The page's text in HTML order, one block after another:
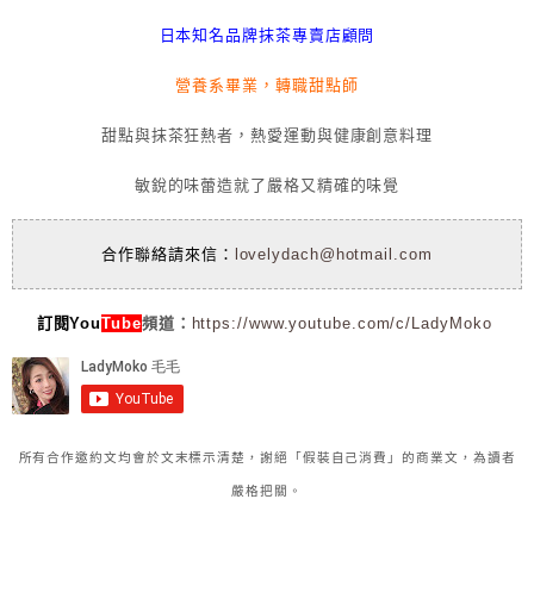
日本知名品牌抹茶專賣店顧問
營養系畢業，轉職甜點師
甜點與抹茶狂熱者，熱愛運動與健康創意料理
敏銳的味蕾造就了嚴格又精確的味覺
合作聯絡請來信： lovelydach@hotmail.com
訂閱YouTube頻道： https://www.youtube.com/c/LadyMoko
所有合作邀約文均會於文末標示清楚，謝絕「假裝自己消費」的商業文，為讀者
嚴格把關。